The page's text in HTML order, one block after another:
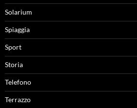
Solarium
Spiaggia
Sport
Storia
Telefono
Terrazzo